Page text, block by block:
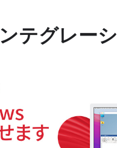
テグレー